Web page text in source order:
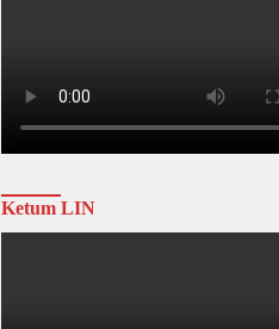
Ketum LIN